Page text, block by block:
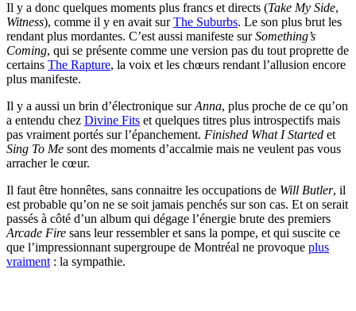
Il y a donc quelques moments plus francs et directs (Take My Side,
Witness), comme il y en avait surThe Suburbs. Le son plus brut les
rendant plus mordantes. C’est aussi manifeste surSomething’s
Coming, qui se présente comme une version pas du tout proprette de
certains The Rapture, la voix et les chœurs rendant l’allusion encore
plus manifeste.
Il y a aussi un brin d’électronique surAnna, plus proche de ce qu’on
a entendu chez Divine Fits et quelques titres plus introspectifs mais
pas vraiment portés sur l’épanchement. Finished What I Started et
Sing To Me sont des moments d’accalmie mais ne veulent pas vous
arracher le cœur.
Il faut être honnêtes, sans connaitre les occupations de Will Butler, il
est probable qu’on ne se soit jamais penchés sur son cas. Et on serait
passés à côté d’un album qui dégage l’énergie brute des premiers
Arcade Fire sans leur ressembler et sans la pompe, et qui suscite ce
que l’impressionnant supergroupe de Montréal ne provoque plus
vraiment : la sympathie.